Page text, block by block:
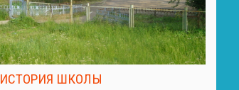
ИСТОРИЯ ШКОЛЫ